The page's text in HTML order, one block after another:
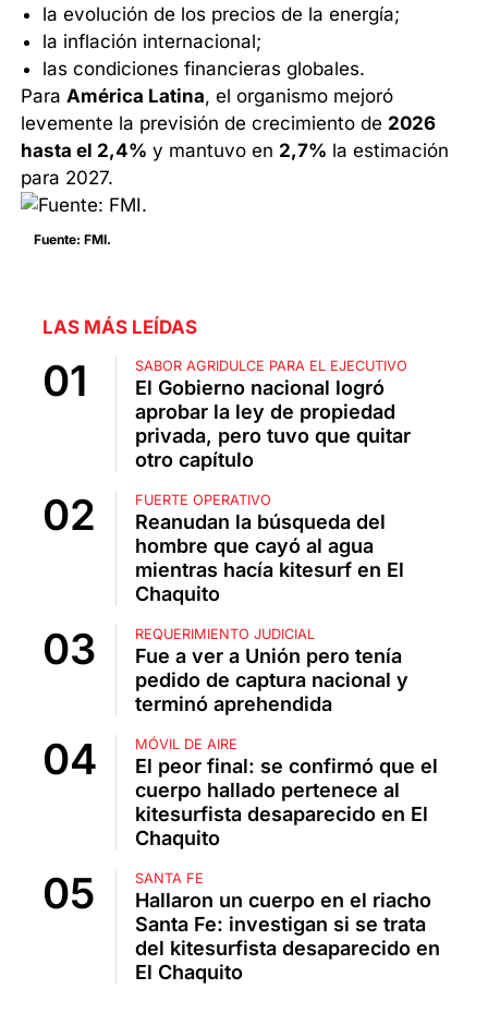
la evolución de los precios de la energía;
la inflación internacional;
las condiciones financieras globales.
ParaAmérica Latina, el organismo mejoró
levemente la previsión de crecimiento de 2026
hasta el 2,4% y mantuvo en 2,7% la estimación
para 2027.
Fuente: FMI.
LAS MÁS LEÍDAS
SABOR AGRIDULCE PARA EL EJECUTIVO
El Gobierno nacional logró
aprobar la ley de propiedad
privada, pero tuvo que quitar
otro capítulo
FUERTE OPERATIVO
Reanudan la búsqueda del
hombre que cayó al agua
mientras hacía kitesurf en El
Chaquito
REQUERIMIENTO JUDICIAL
Fue a ver a Unión pero tenía
pedido de captura nacional y
terminó aprehendida
MÓVIL DE AIRE
El peor final: se confirmó que el
cuerpo hallado pertenece al
kitesurfista desaparecido en El
Chaquito
SANTA FE
Hallaron un cuerpo en el riacho
Santa Fe: investigan si se trata
del kitesurfista desaparecido en
El Chaquito